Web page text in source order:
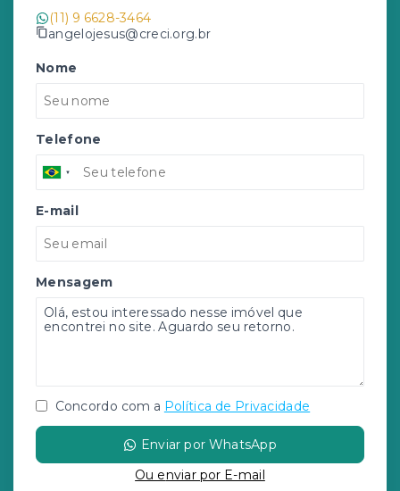
(11) 9 6628-3464
angelojesus@creci.org.br
Nome
Telefone
E-mail
Mensagem
Concordo com a Política de Privacidade
Enviar por WhatsApp
Ou enviar por E-mail